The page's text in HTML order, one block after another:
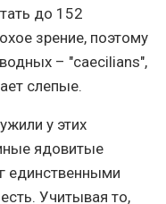
до 152
зрение, поэтому
– "caecilians",
слепые.
у этих
ядовитые
единственными
Учитывая то,